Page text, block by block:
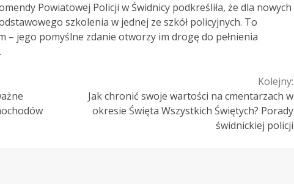
Powiatowej Policji w Świdnicy podkreśliła, że dla nowych
szkolenia w jednej ze szkół policyjnych. To
– jego pomyślne zdanie otworzy im drogę do pełnienia
Kolejny:
Jak chronić swoje wartości na cmentarzach w
okresie Święta Wszystkich Świętych? Porady
świdnickiej policji